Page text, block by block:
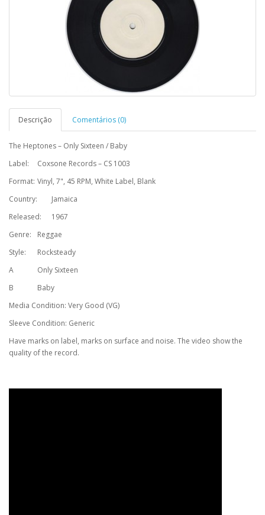
Descrição Comentários (0)
The Heptones – Only Sixteen / Baby
Label:
Coxsone Records – CS 1003
Format: Vinyl, 7", 45 RPM, White Label, Blank
Country:
Jamaica
Released:
1967
Genre:
Reggae
Style:
Rocksteady
A
Only Sixteen
B
Baby
Media Condition: Very Good (VG)
Sleeve Condition: Generic
Have marks on label, marks on surface and noise. The video show the
quality of the record.